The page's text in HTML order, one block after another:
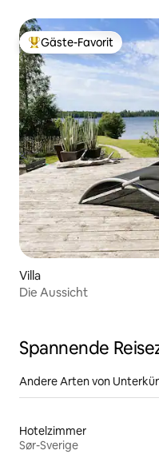
Beliebter Gäste-Favorit.
Gäste-Favorit
Villa
Die Aussicht
Spannende
Andere Arten von
Hotelzimmer
Sør-Sverige